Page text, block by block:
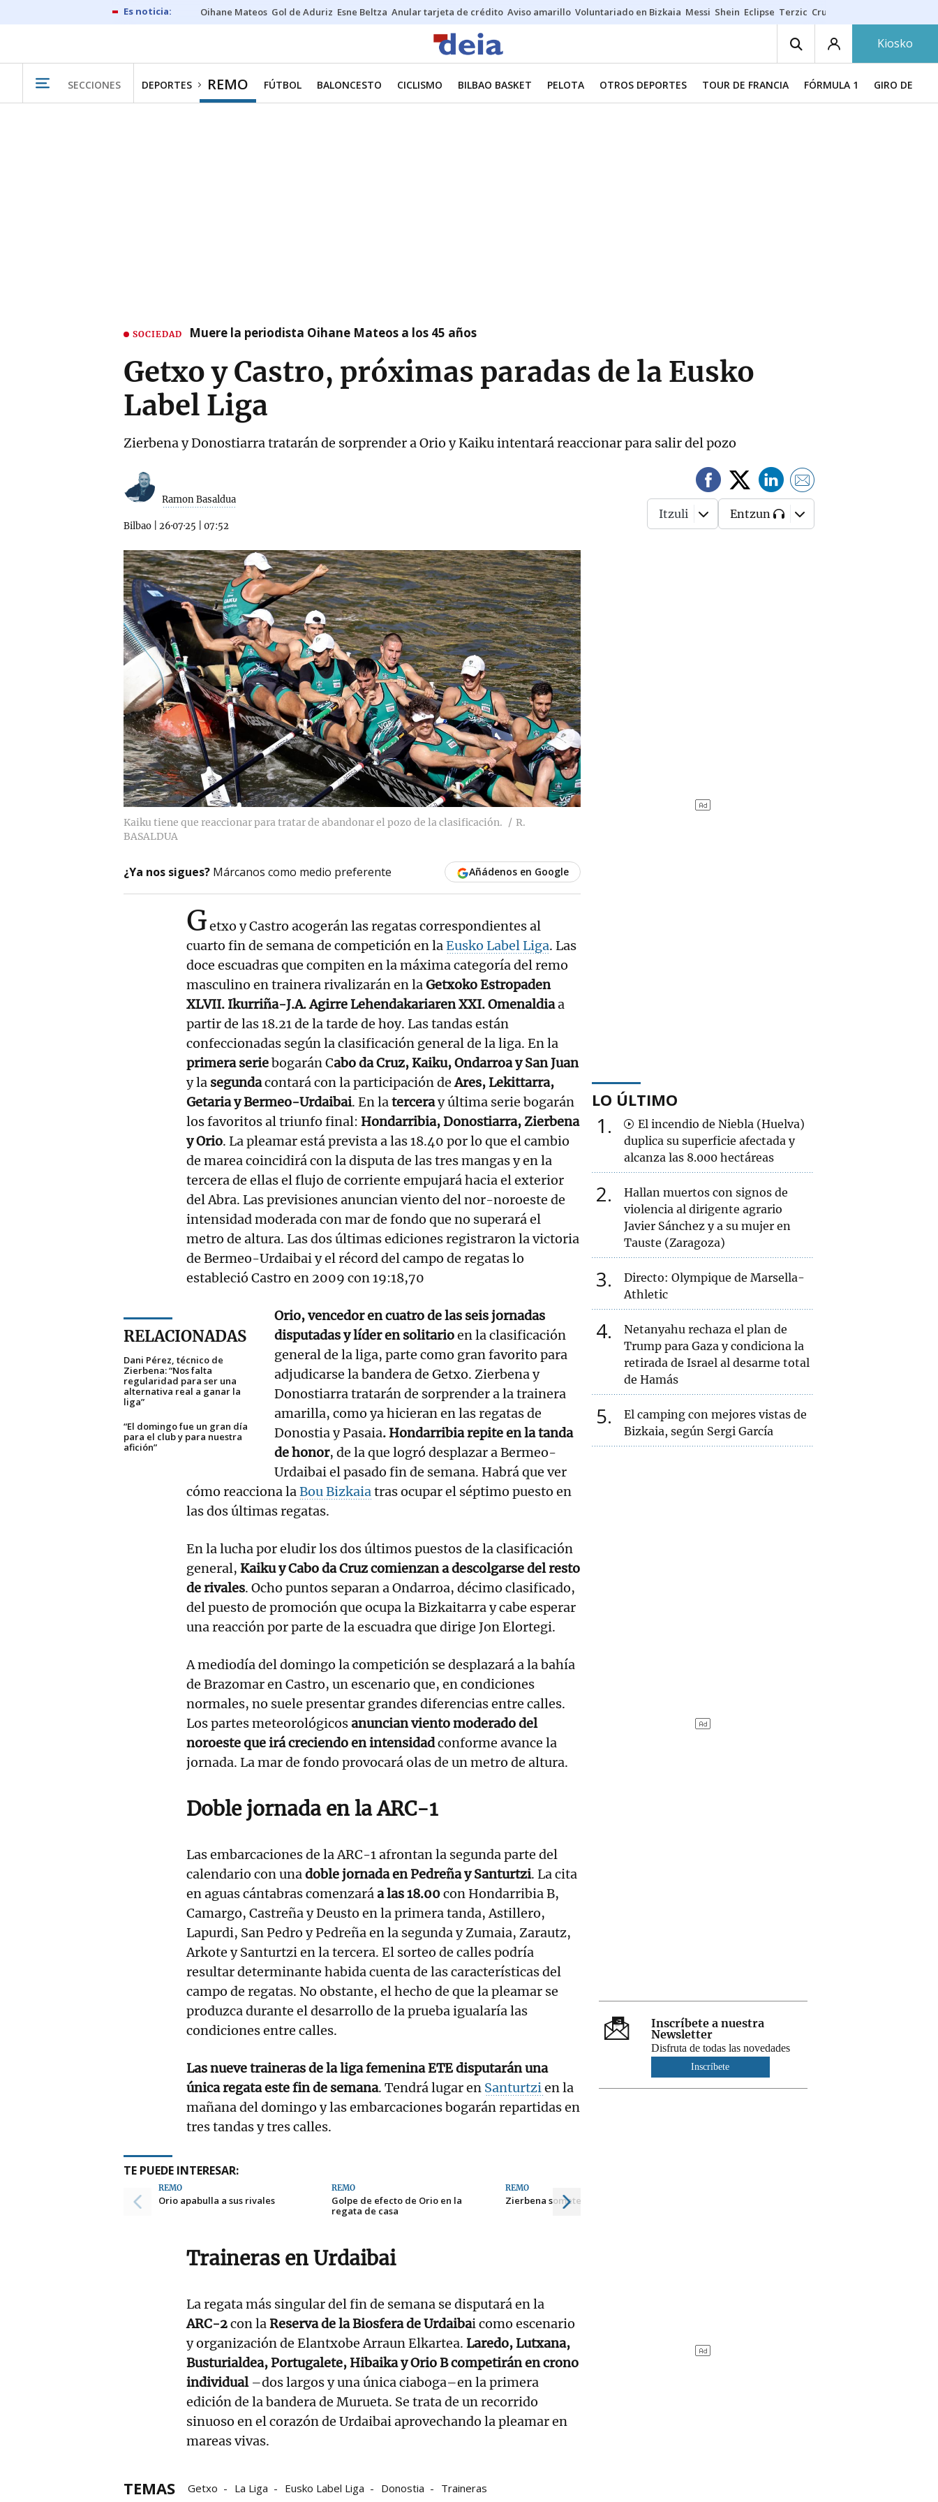
Oihane Mateos Gol de Aduriz Esne Beltza Anular tarjeta de crédito Aviso amarillo Voluntariado en Bizkaia Messi Shein Eclipse Terzic Cruz Gorbeia
Kiosko
SECCIONES DEPORTES REMO FÚTBOL BALONCESTO CICLISMO BILBAO BASKET PELOTA OTROS DEPORTES TOUR DE FRANCIA FÓRMULA 1 GIRO DE
SOCIEDAD Muere la periodista Oihane Mateos a los 45 años
Getxo y Castro, próximas paradas de la Eusko
Label Liga
Zierbena y Donostiarra tratarán de sorprender a Orio y Kaiku intentará reaccionar para salir del pozo
Ramon Basaldua
Bilbao 26·07·25 07:52
Itzuli Entzun
Kaiku tiene que reaccionar para tratar de abandonar el pozo de la clasificación.
R.
BASALDUA
¿Ya nos sigues? Márcanos como medio preferente Añádenos en Google
Getxo y Castro acogerán las regatas correspondientes al
cuarto fin de semana de competición en laEusko Label Liga. Las
doce escuadras que compiten en la máxima categoría del remo
masculino en trainera rivalizarán en laGetxoko Estropaden
XLVII. Ikurriña-J.A. Agirre Lehendakariaren XXI. Omenaldiaa
partir de las 18.21 de la tarde de hoy. Las tandas están
confeccionadas según la clasificación general de la liga. En la
primera seriebogarán Cabo da Cruz, Kaiku, Ondarroa y San Juan
y la segundacontará con la participación deAres, Lekittarra,
Getaria y Bermeo-Urdaibai. En laterceray última serie bogarán
los favoritos al triunfo final: Hondarribia, Donostiarra, Zierbena
y Orio. La pleamar está prevista a las 18.40 por lo que el cambio
de marea coincidirá con la disputa de las tres mangas y en la
tercera de ellas el flujo de corriente empujará hacia el exterior
del Abra. Las previsiones anuncian viento del nor-noroeste de
intensidad moderada con mar de fondo que no superará el
metro de altura. Las dos últimas ediciones registraron la victoria
de Bermeo-Urdaibai y el récord del campo de regatas lo
estableció Castro en 2009 con 19:18,70
RELACIONADAS
Dani Pérez, técnico de
Zierbena: “Nos falta
regularidad para ser una
alternativa real a ganar la
liga”
“El domingo fue un gran día
para el club y para nuestra
afición”
Orio, vencedor en cuatro de las seis jornadas
disputadas y líder en solitarioen la clasificación
general de la liga, parte como gran favorito para
adjudicarse la bandera de Getxo. Zierbena y
Donostiarra tratarán de sorprender a la trainera
amarilla, como ya hicieran en las regatas de
Donostia y Pasaia. Hondarribia repite en la tanda
de honor, de la que logró desplazar a Bermeo-
Urdaibai el pasado fin de semana. Habrá que ver
cómo reacciona laBou Bizkaiatras ocupar el séptimo puesto en
las dos últimas regatas.
En la lucha por eludir los dos últimos puestos de la clasificación
general, Kaiku y Cabo da Cruz comienzan a descolgarse del resto
de rivales. Ocho puntos separan a Ondarroa, décimo clasificado,
del puesto de promoción que ocupa la Bizkaitarra y cabe esperar
una reacción por parte de la escuadra que dirige Jon Elortegi.
A mediodía del domingo la competición se desplazará a la bahía
de Brazomar en Castro, un escenario que, en condiciones
normales, no suele presentar grandes diferencias entre calles.
Los partes meteorológicosanuncian viento moderado del
noroeste que irá creciendo en intensidadconforme avance la
jornada. La mar de fondo provocará olas de un metro de altura.
Doble jornada en la ARC-1
Las embarcaciones de la ARC-1 afrontan la segunda parte del
calendario con unadoble jornada en Pedreña y Santurtzi. La cita
en aguas cántabras comenzaráa las 18.00con Hondarribia B,
Camargo, Castreña y Deusto en la primera tanda, Astillero,
Lapurdi, San Pedro y Pedreña en la segunda y Zumaia, Zarautz,
Arkote y Santurtzi en la tercera. El sorteo de calles podría
resultar determinante habida cuenta de las características del
campo de regatas. No obstante, el hecho de que la pleamar se
produzca durante el desarrollo de la prueba igualaría las
condiciones entre calles.
Las nueve traineras de la liga femenina ETE disputarán una
única regata este fin de semana. Tendrá lugar en Santurtzien la
mañana del domingo y las embarcaciones bogarán repartidas en
tres tandas y tres calles.
TE PUEDE INTERESAR:
REMO
Orio apabulla a sus rivales
REMO
Golpe de efecto de Orio en la
regata de casa
REMO
Zierbena somete al líder en Pasaia
Traineras en Urdaibai
La regata más singular del fin de semana se disputará en la
ARC-2con laReserva de la Biosfera de Urdaibai como escenario
y organización de Elantxobe Arraun Elkartea. Laredo, Lutxana,
Busturialdea, Portugalete, Hibaika y Orio B competirán en crono
individual–dos largos y una única ciaboga–en la primera
edición de la bandera de Murueta. Se trata de un recorrido
sinuoso en el corazón de Urdaibai aprovechando la pleamar en
mareas vivas.
TEMAS Getxo La Liga Eusko Label Liga Donostia Traineras
LO ÚLTIMO
1
El incendio de Niebla (Huelva)
duplica su superficie afectada y
alcanza las 8.000 hectáreas
2
Hallan muertos con signos de
violencia al dirigente agrario
Javier Sánchez y a su mujer en
Tauste (Zaragoza)
3
Directo: Olympique de Marsella-
Athletic
4
Netanyahu rechaza el plan de
Trump para Gaza y condiciona la
retirada de Israel al desarme total
de Hamás
5
El camping con mejores vistas de
Bizkaia, según Sergi García
Inscríbete a nuestra
Newsletter
Disfruta de todas las novedades
Inscríbete